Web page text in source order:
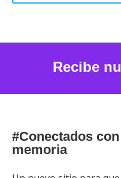
Recibe
#Conectados
memoria